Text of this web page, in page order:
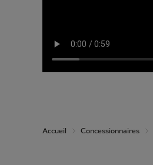
Accueil Concessionnaires